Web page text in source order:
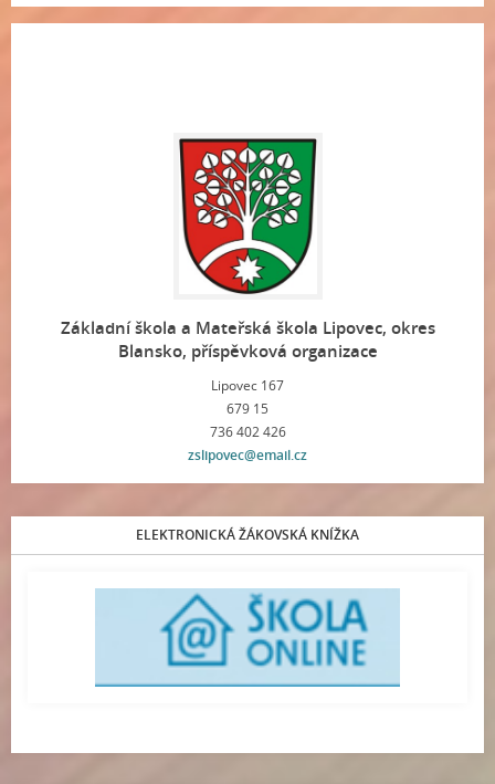
Základní škola a Mateřská škola Lipovec, okres
Blansko, příspěvková organizace
Lipovec 167
679 15
736 402 426
zslipovec@email.cz
ELEKTRONICKÁ ŽÁKOVSKÁ KNÍŽKA